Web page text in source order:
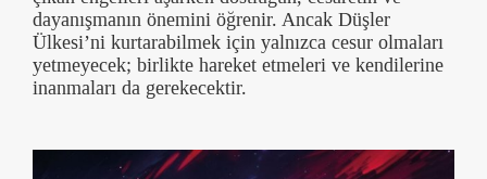
dayanışmanın önemini öğrenir. Ancak Düşler
Ülkesi’ni kurtarabilmek için yalnızca cesur olmaları
yetmeyecek; birlikte hareket etmeleri ve kendilerine
inanmaları da gerekecektir.